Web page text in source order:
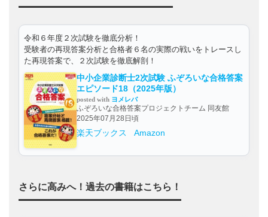
令和６年度２次試験を徹底分析！
受験者の再現答案分析と合格者６名の実際の戦いをトレースし
た再現答案で、２次試験を徹底解剖！
中小企業診断士2次試験 ふぞろいな合格答案
エピソード18（2025年版）
posted with ヨメレバ
ふぞろいな合格答案プロジェクトチーム 同友館
2025年07月28日頃
楽天ブックス Amazon
さらに高みへ！過去の書籍はこちら！